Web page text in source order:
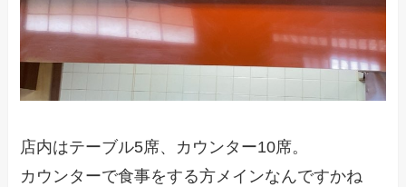
店内はテーブル5席、カウンター10席。
カウンターで食事をする方メインなんですかね